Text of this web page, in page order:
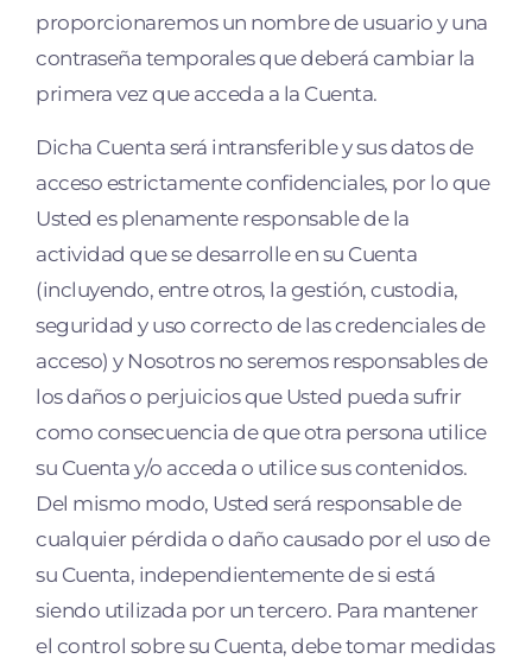
proporcionaremos un nombre de usuario y una
contraseña temporales que deberá cambiar la
primera vez que acceda a la Cuenta.
Dicha Cuenta será intransferible y sus datos de
acceso estrictamente conﬁdenciales, por lo que
Usted es plenamente responsable de la
actividad que se desarrolle en su Cuenta
(incluyendo, entre otros, la gestión, custodia,
seguridad y uso correcto de las credenciales de
acceso) y Nosotros no seremos responsables de
los daños o perjuicios que Usted pueda sufrir
como consecuencia de que otra persona utilice
su Cuenta y/o acceda o utilice sus contenidos.
Del mismo modo, Usted será responsable de
cualquier pérdida o daño causado por el uso de
su Cuenta, independientemente de si está
siendo utilizada por un tercero. Para mantener
el control sobre su Cuenta, debe tomar medidas